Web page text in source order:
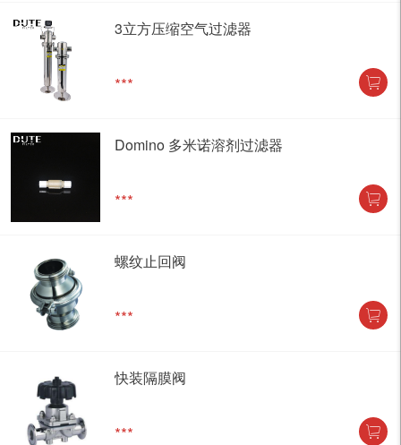
3立方压缩空气过滤器
***
Domino 多米诺溶剂过滤器
***
螺纹止回阀
***
快装隔膜阀
***